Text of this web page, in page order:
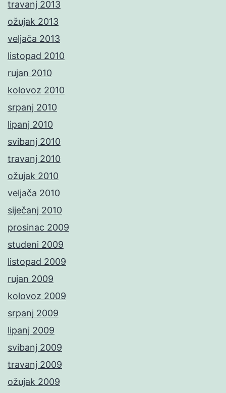
travanj 2013
ožujak 2013
veljača 2013
listopad 2010
rujan 2010
kolovoz 2010
srpanj 2010
lipanj 2010
svibanj 2010
travanj 2010
ožujak 2010
veljača 2010
siječanj 2010
prosinac 2009
studeni 2009
listopad 2009
rujan 2009
kolovoz 2009
srpanj 2009
lipanj 2009
svibanj 2009
travanj 2009
ožujak 2009